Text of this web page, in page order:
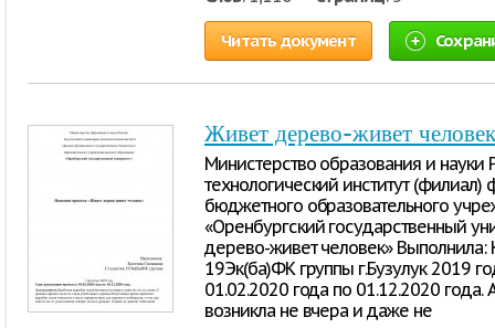
Читать документ
Живет дерево-живет человек
Министерство образования и науки
технологический институт
бюджетного образовательного
«Оренбургский государственный
дерево-живет человек» Выполнила:
19Эк(ба)ФК группы г.Бузулук 2019
01.02.2020 года по 01.12.2020 года.
возникла не вчера и даже не